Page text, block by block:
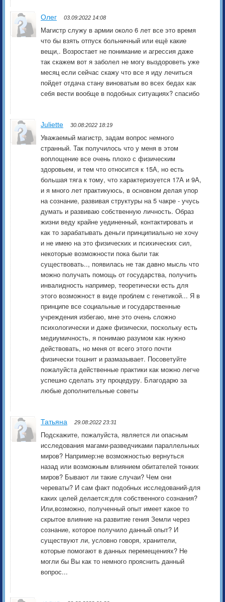
Олег 03.09:2022 14:08
Магистр служу в армии около 6 лет все это время
что бы взять отпуск больничный или ещё какие
вещи,. Возростает не понимание и агрессия даже
так скажем вот я заболел не могу выздороветь уже
месяц если сейчас скажу что все я иду лечиться
пойдет отдача стану виноватым во всех бедах как
себя вести вообще в подобных ситуациях? спасибо
Juliette 30.08:2022 18:19
Уважаемый магистр, задам вопрос немного
странный. Так получилось что у меня в этом
воплощение все очень плохо с физическим
здоровьем, и тем что относится к 15А, но есть
большая тяга к тому, что характеризуется 17А и 9А,
и я много лет практикуюсь, в основном делая упор
на сознание, развивая структуры на 5 чакре - учусь
думать и развиваю собственную личность. Образ
жизни веду крайне уединенный, контактировать и
как то зарабатывать деньги принципиально не хочу
и не имею на это физических и психических сил,
некоторые возможности пока были так
существовать.., появилась не так давно мысль что
можно получать помощь от государства, получить
инвалидность например, теоретически есть для
этого возможност в виде проблем с генетикой... Я в
принципе все социальные и государственные
учреждения избегаю, мне это очень сложно
психологически и даже физически, поскольку есть
медиумичность, я понимаю разумом как нужно
действовать, но меня от всего этого почти
физически тошнит и размазывает. Посоветуйте
пожалуйста действенные практики как можно легче
успешно сделать эту процедуру. Благодарю за
любые дополнительные советы
Татьяна 29.08:2022 23:31
Подскажите, пожалуйста, является ли опасным
исследования магами-разведчиками параллельных
миров? Например:не возможностью вернуться
назад или возможным влиянием обитателей тонких
миров? Бывают ли такие случаи? Чем они
череваты? И сам факт подобных исследований-для
каких целей делается:для собственного сознания?
Или,возможно, полученный опыт имеет какое то
скрытое влияние на развитие гения Земли через
сознание, которое получило данный опыт? И
существуют ли, условно говоря, хранители,
которые помогают в данных перемещениях? Не
могли бы Вы как то немного прояснить данный
вопрос...